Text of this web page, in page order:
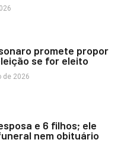
promete propor
se for eleito
de 2026
e 6 filhos; ele
nem obituário